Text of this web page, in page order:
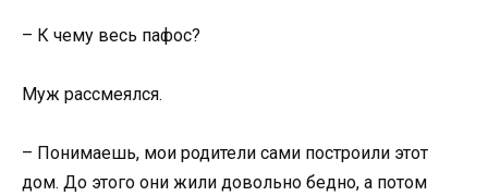
– К чему весь пафос?
Муж рассмеялся.
– Понимаешь, мои родители сами построили этот
дом. До этого они жили довольно бедно, а потом